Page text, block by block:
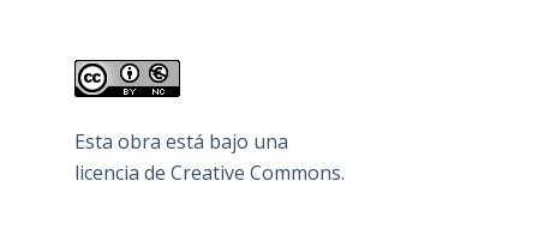
Esta obra está bajo una
licencia de Creative Commons.